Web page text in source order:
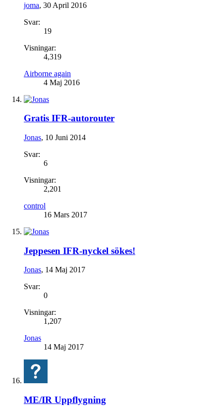
joma, 30 April 2016
Svar:
19
Visningar:
4,319
Airborne again
4 Maj 2016
Gratis IFR-autorouter
Jonas, 10 Juni 2014
Svar:
6
Visningar:
2,201
control
16 Mars 2017
Jeppesen IFR-nyckel sökes!
Jonas, 14 Maj 2017
Svar:
0
Visningar:
1,207
Jonas
14 Maj 2017
ME/IR Uppflygning